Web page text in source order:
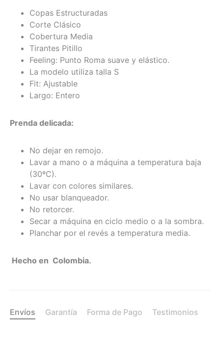
Copas Estructuradas
Corte Clásico
Cobertura Media
Tirantes Pitillo
Feeling: Punto Roma suave y elástico.
La modelo utiliza talla S
Fit: Ajustable
Largo: Entero
Prenda delicada:
No dejar en remojo.
Lavar a mano o a máquina a temperatura baja
(30ºC).
Lavar con colores similares.
No usar blanqueador.
No retorcer.
Secar a máquina en ciclo medio o a la sombra.
Planchar por el revés a temperatura media.
Hecho en Colombia.
Envíos Garantía Forma de Pago Testimonios